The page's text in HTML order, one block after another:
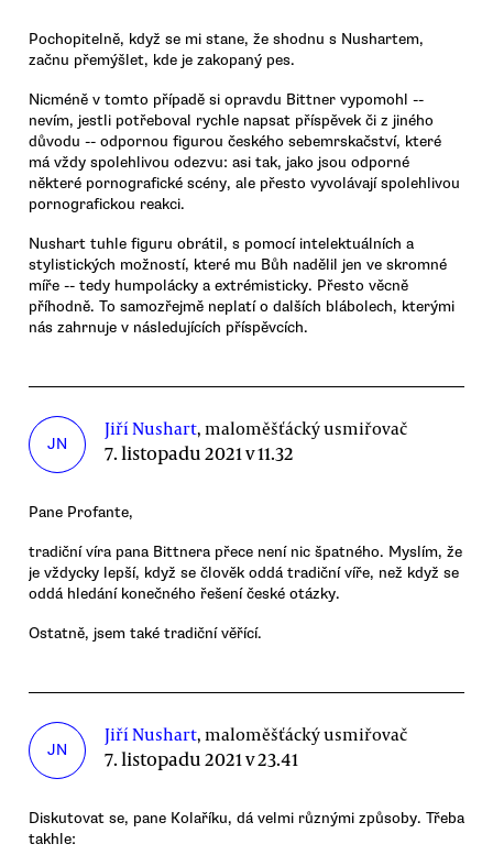
Pochopitelně, když se mi stane, že shodnu s Nushartem,
začnu přemýšlet, kde je zakopaný pes.
Nicméně v tomto případě si opravdu Bittner vypomohl --
nevím, jestli potřeboval rychle napsat příspěvek či z jiného
důvodu -- odpornou figurou českého sebemrskačství, které
má vždy spolehlivou odezvu: asi tak, jako jsou odporné
některé pornografické scény, ale přesto vyvolávají spolehlivou
pornografickou reakci.
Nushart tuhle figuru obrátil, s pomocí intelektuálních a
stylistických možností, které mu Bůh nadělil jen ve skromné
míře -- tedy humpolácky a extrémisticky. Přesto věcně
příhodně. To samozřejmě neplatí o dalších blábolech, kterými
nás zahrnuje v následujících příspěvcích.
JN
Jiří Nushart, maloměšťácký usmiřovač
7. listopadu 2021 v 11.32
Pane Profante,
tradiční víra pana Bittnera přece není nic špatného. Myslím, že
je vždycky lepší, když se člověk oddá tradiční víře, než když se
oddá hledání konečného řešení české otázky.
Ostatně, jsem také tradiční věřící.
JN
Jiří Nushart, maloměšťácký usmiřovač
7. listopadu 2021 v 23.41
Diskutovat se, pane Kolaříku, dá velmi různými způsoby. Třeba
takhle: